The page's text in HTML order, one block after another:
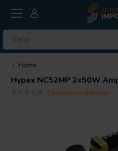
Home
Hypex NC52MP 2x50W
0 klantbeoordelingen